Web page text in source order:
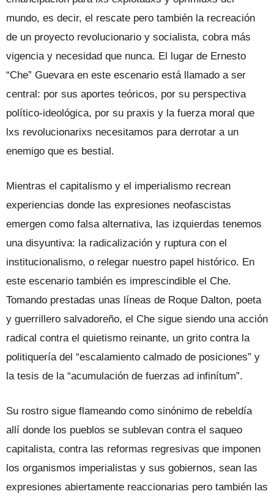
mundo, es decir, el rescate pero también la recreación
de un proyecto revolucionario y socialista, cobra más
vigencia y necesidad que nunca. El lugar de Ernesto
“Che” Guevara en este escenario está llamado a ser
central: por sus aportes teóricos, por su perspectiva
político-ideológica, por su praxis y la fuerza moral que
lxs revolucionarixs necesitamos para derrotar a un
enemigo que es bestial.
Mientras el capitalismo y el imperialismo recrean
experiencias donde las expresiones neofascistas
emergen como falsa alternativa, las izquierdas tenemos
una disyuntiva: la radicalización y ruptura con el
institucionalismo, o relegar nuestro papel histórico. En
este escenario también es imprescindible el Che.
Tomando prestadas unas líneas de Roque Dalton, poeta
y guerrillero salvadoreño, el Che sigue siendo una acción
radical contra el quietismo reinante, un grito contra la
politiquería del “escalamiento calmado de posiciones” y
la tesis de la “acumulación de fuerzas ad infinítum”.
Su rostro sigue flameando como sinónimo de rebeldía
allí donde los pueblos se sublevan contra el saqueo
capitalista, contra las reformas regresivas que imponen
los organismos imperialistas y sus gobiernos, sean las
expresiones abiertamente reaccionarias pero también las